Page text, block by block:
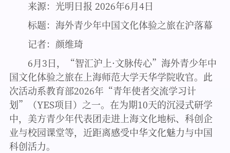
来源：光明日报 2026年6月4日
标题：海外青少年中国文化体验之旅在沪落幕
记者：颜维琦
6月3日，“智汇沪上·文脉传心”海外青少年中
国文化体验之旅在上海师范大学天华学院收官。此
次活动系教育部2026年“青年使者交流学习计
划”（YES项目）之一。在为期10天的沉浸式研学
中，美方青少年代表团走进上海文化地标、科创企
业与校园课堂等，近距离感受中华文化魅力与中国
科创活力。